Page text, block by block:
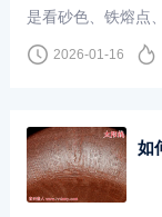
是看砂色、铁熔点
定出紫砂壶的真假
易鉴别紫砂壶的真假
2026-01-16
如